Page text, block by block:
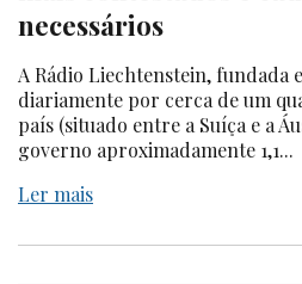
necessários
A Rádio Liechtenstein, fundada
diariamente por cerca de um
país (situado entre a Suíça e a
governo aproximadamente 1,1...
Ler mais